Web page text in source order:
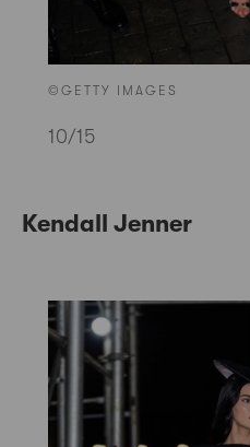
©GETTY IMAGES
10/15
Kendall Jenner